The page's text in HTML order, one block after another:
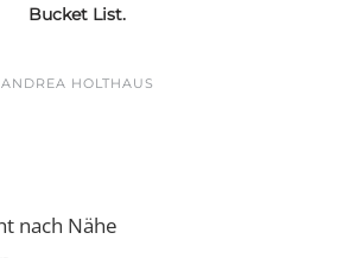
Bucket List.
ANDREA HOLTHAUS